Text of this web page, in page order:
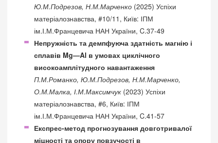
Ю.М.Подрезов, Н.М.Марченко (2025) Успіхи
матеріалознавства, #10/11, Київ: ІПМ
ім.І.М.Францевича НАН України, C.37-49
Непружність та демпфуюча здатність магнію і
сплавів Mg—Al в умовах циклічного
високоамплітудного навантаження
П.М.Романко, Ю.М.Подрезов, Н.М.Марченко,
О.М.Малка, І.М.Максимчук (2023) Успіхи
матеріалознавства, #6, Київ: ІПМ
ім.І.М.Францевича НАН України, C.41-57
Експрес-метод прогнозування довготривалої
міцності та опору повзучості в